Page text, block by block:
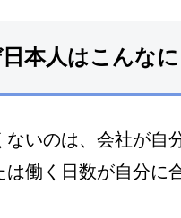
本人はこんな
ないのは、会社が自
は働く日数が自分に